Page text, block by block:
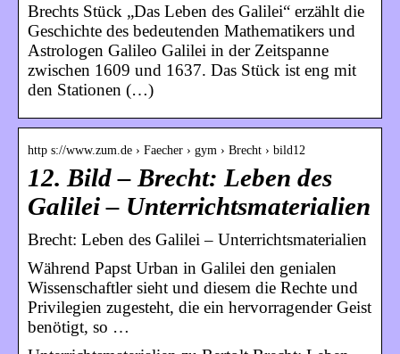
Brechts Stück „Das Leben des Galilei“ erzählt die
Geschichte des bedeutenden Mathematikers und
Astrologen Galileo Galilei in der Zeitspanne
zwischen 1609 und 1637. Das Stück ist eng mit
den Stationen (…)
http s://www.zum.de › Faecher › gym › Brecht › bild12
12. Bild – Brecht: Leben des
Galilei – Unterrichtsmaterialien
Brecht: Leben des Galilei – Unterrichtsmaterialien
Während Papst Urban in Galilei den genialen
Wissenschaftler sieht und diesem die Rechte und
Privilegien zugesteht, die ein hervorragender Geist
benötigt, so …